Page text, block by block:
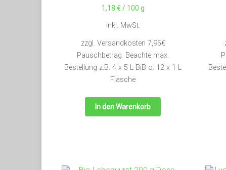
1,18 € / 100 g
inkl. MwSt.
zzgl. Versandkosten 7,95€
Pauschbetrag. Beachte max.
Bestellung z.B. 4 x 5 L BiB o. 12 x 1 L
Flasche
In den Warenkorb